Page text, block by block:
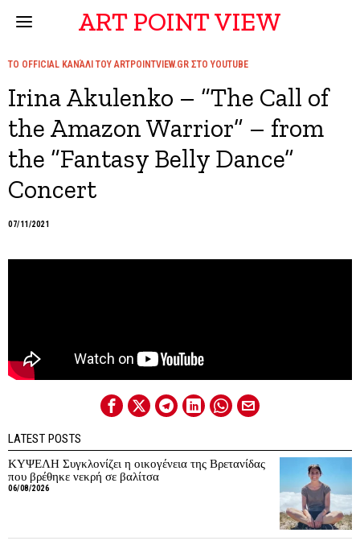
ART POINT VIEW
ΤΟ OFFICIAL ΚΑΝΆΛΙ ΤΟΥ ARTPOINTVIEW.GR ΣΤΟ YOUTUBE
Irina Akulenko – “The Call of
the Amazon Warrior” – from
the “Fantasy Belly Dance”
Concert
07/11/2021
LATEST POSTS
ΚΥΨΕΛΗ Συγκλονίζει η οικογένεια της Βρετανίδας
που βρέθηκε νεκρή σε βαλίτσα
06/08/2026